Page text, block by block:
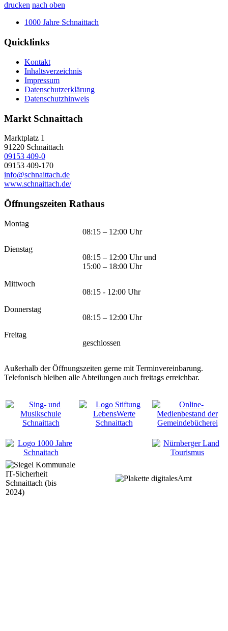
drucken nach oben
1000 Jahre Schnaittach
Quicklinks
Kontakt
Inhaltsverzeichnis
Impressum
Datenschutzerklärung
Datenschutzhinweis
Markt Schnaittach
Marktplatz 1
91220 Schnaittach
09153 409-0
09153 409-170
info@schnaittach.de
www.schnaittach.de/
Öffnungszeiten Rathaus
Montag
08:15 – 12:00 Uhr
Dienstag
08:15 – 12:00 Uhr und
15:00 – 18:00 Uhr
Mittwoch
08:15 - 12:00 Uhr
Donnerstag
08:15 – 12:00 Uhr
Freitag
geschlossen
Außerhalb der Öffnungszeiten gerne mit Terminvereinbarung.
Telefonisch bleiben alle Abteilungen auch freitags erreichbar.